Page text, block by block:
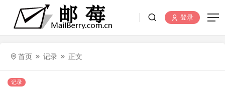
登录
首页 记录 正文
记录